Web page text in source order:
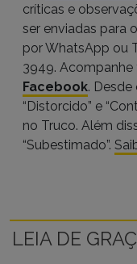
críticas e
ser enviadas para
por WhatsApp ou
3949.
Facebook. Desde
“Distorcido” e
no Truco. Além
“Subestimado”.
LEIA DE